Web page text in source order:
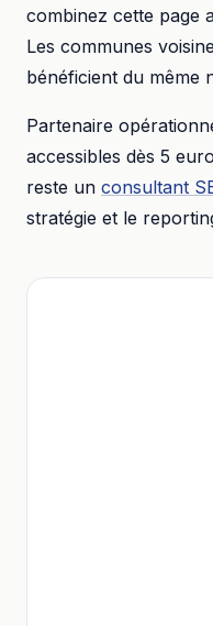
combinez cette page
Les communes
bénéficient du même
Partenaire
accessibles dès 5
reste un consultant
stratégie et le